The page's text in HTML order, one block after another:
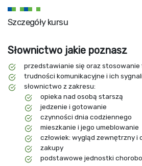
Szczegóły kursu
Słownictwo jakie poznasz
przedstawianie się oraz
trudności komunikacyjne i ich
słownictwo z zakresu:
opieka nad osobą starszą
jedzenie i gotowanie
czynności dnia codziennego
mieszkanie i jego umeblowanie
człowiek: wygląd zewnętrzny i
zakupy
podstawowe jednostki